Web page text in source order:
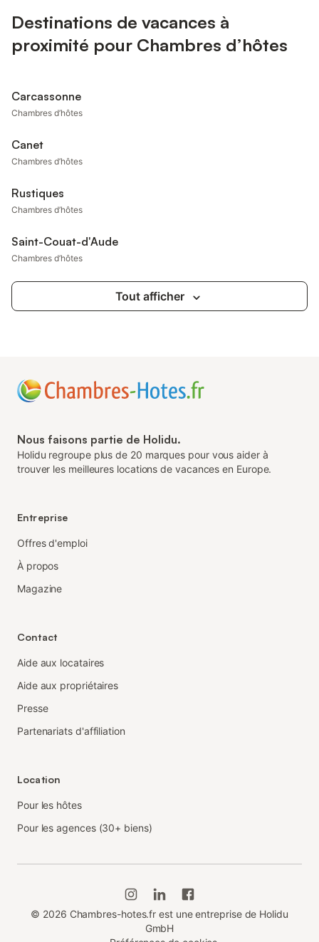
Destinations de vacances à
proximité pour Chambres d’hôtes
Carcassonne
Chambres d’hôtes
Canet
Chambres d’hôtes
Rustiques
Chambres d’hôtes
Saint-Couat-d'Aude
Chambres d’hôtes
Tout afficher
Nous faisons partie de Holidu.
Holidu regroupe plus de 20 marques pour vous aider à
trouver les meilleures locations de vacances en Europe.
Entreprise
Offres d'emploi
À propos
Magazine
Contact
Aide aux locataires
Aide aux propriétaires
Presse
Partenariats d'affiliation
Location
Pour les hôtes
Pour les agences (30+ biens)
© 2026 Chambres-hotes.fr est une entreprise de Holidu
GmbH